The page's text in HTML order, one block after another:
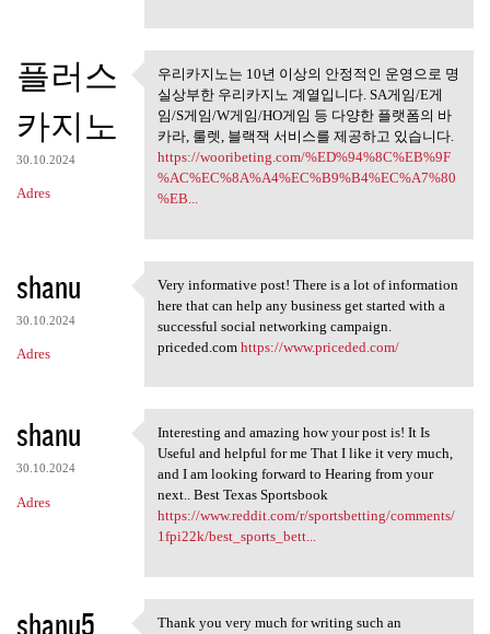
플러스
카지노
30.10.2024
Adres
우리카지노는 10년 이상의 안정적
인 운영으로
우리카지노는 10년 이상의 안정적인 운영으로 명
실상부한 우리카지노 계열입니다. SA게임/E게
임/S게임/W게임/HO게임 등 다양한 플랫폼의 바
카라, 룰렛, 블랙잭 서비스를 제공하고 있습니다.
https://wooribeting.com/%ED%94%8C%EB%9F
%AC%EC%8A%A4%EC%B9%B4%EC%A7%80
%EB...
shanu
30.10.2024
Adres
Very informative post! There
Very informative post! There is a lot of information
here that can help any business get started with a
successful social networking campaign.
priceded.com https://www.priceded.com/
shanu
30.10.2024
Adres
Interesting and amazing how
Interesting and amazing how your post is! It Is
Useful and helpful for me That I like it very much,
and I am looking forward to Hearing from your
next.. Best Texas Sportsbook
https://www.reddit.com/r/sportsbetting/comments/
1fpi22k/best_sports_bett...
shanu5 Thank you very much for writing such an